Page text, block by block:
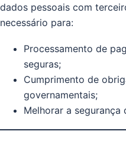
dados pessoais com
necessário para:
Processamento de
seguras;
Cumprimento de
governamentais;
Melhorar a